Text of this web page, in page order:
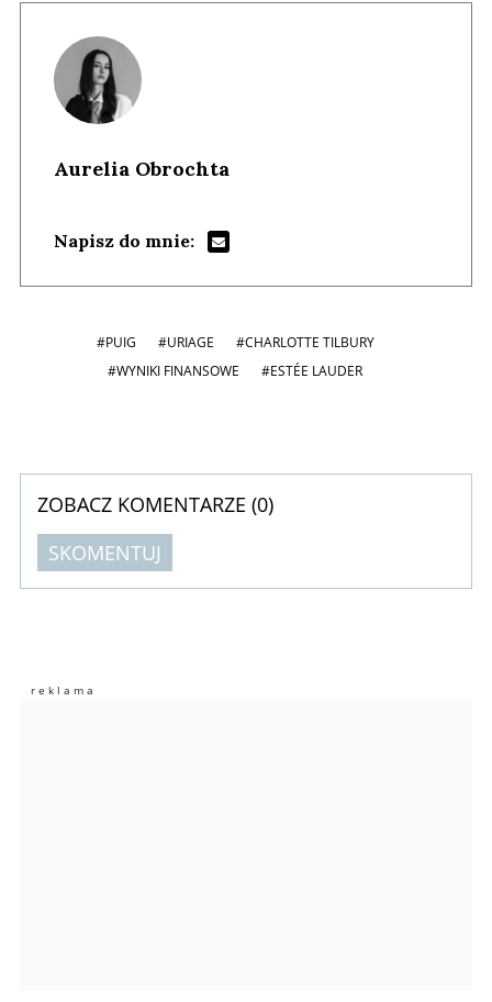
Aurelia Obrochta
Napisz do mnie:
#PUIG #URIAGE
#CHARLOTTE TILBURY
#WYNIKI FINANSOWE
#ESTÉE LAUDER
ZOBACZ KOMENTARZE (0)
SKOMENTUJ
Imię (Wymagane)